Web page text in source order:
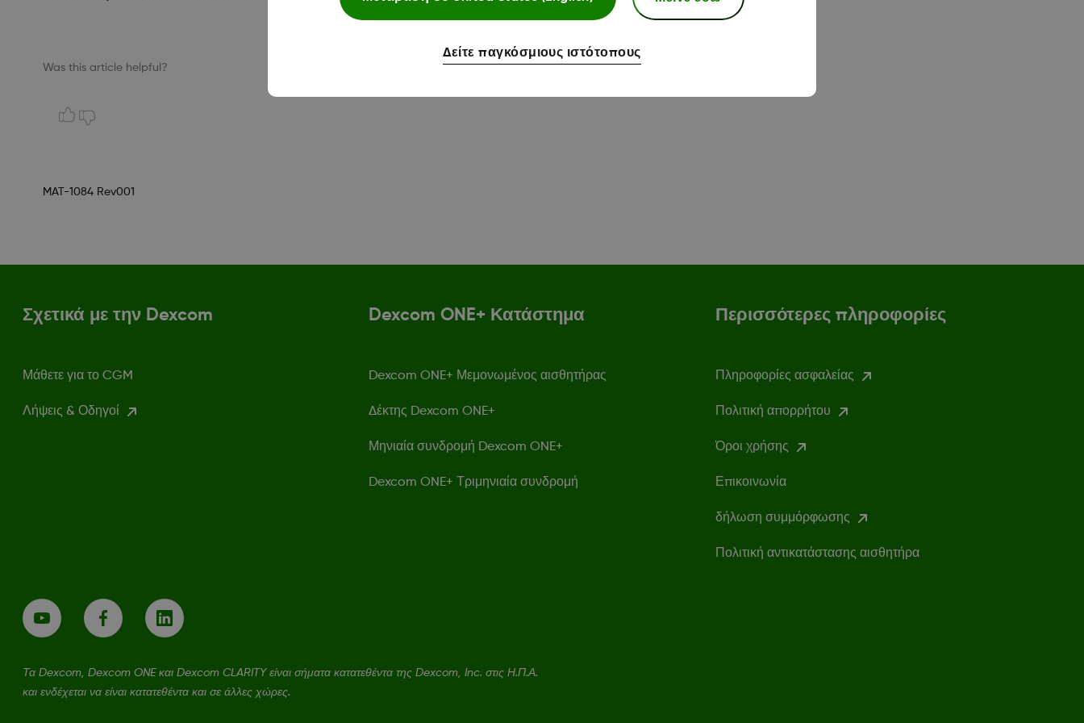
Was this article helpful?
MAT-1084 Rev001
Σχετικά με την Dexcom
Μάθετε για το CGM
Λήψεις & Οδηγοί
Dexcom ONE+ Κατάστημα
Dexcom ONE+ Μεμονωμένος αισθητήρας
Δέκτης Dexcom ONE+
Μηνιαία συνδρομή Dexcom ONE+
Dexcom ONE+ Τριμηνιαία συνδρομή
Περισσότερες πληροφορίες
Πληροφορίες ασφαλείας
Πολιτική απορρήτου
Όροι χρήσης
Επικοινωνία
δήλωση συμμόρφωσης
Πολιτική αντικατάστασης αισθητήρα
Τα Dexcom, Dexcom ONE και Dexcom CLARITY είναι σήματα κατατεθέντα της Dexcom, Inc. στις Η.Π.Α.
και ενδέχεται να είναι κατατεθέντα και σε άλλες χώρες.
Δείτε παγκόσμιους ιστότοπους